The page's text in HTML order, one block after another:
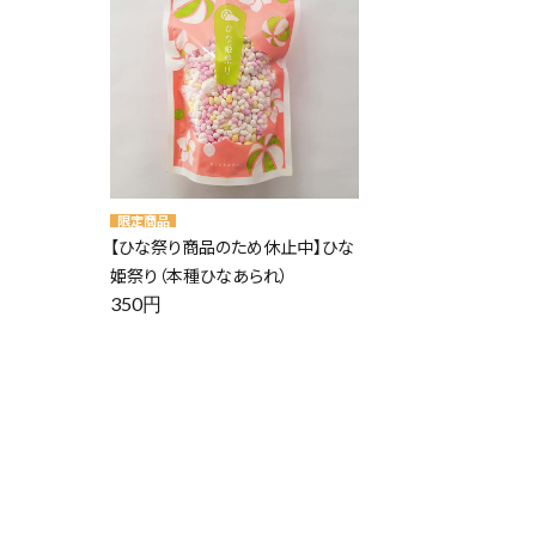
【ひな祭り商品のため休止中】ひな
姫祭り（本種ひなあられ）
350円